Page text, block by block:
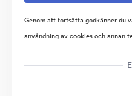
Genom att fortsätta godkänner du
användning av cookies och annan